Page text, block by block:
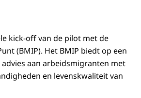
kick-offvan de pilot met de
(BMIP). Het BMIP biedt op een
aan arbeidsmigranten met
en levenskwaliteit van